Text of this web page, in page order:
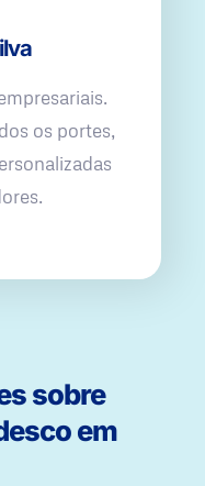
os portes,
sobre
em